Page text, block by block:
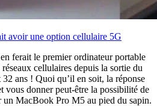
avoir une option cellulaire 5G
ferait le premier ordinateur portable
cellulaires depuis la sortie du
ans ! Quoi qu’il en soit, la réponse
vous donner peut-être la possibilité de
un MacBook Pro M5 au pied du sapin.